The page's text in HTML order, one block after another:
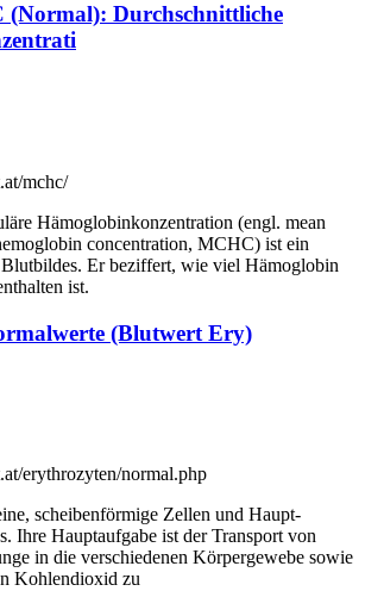
Durchschnittliche
mchc/
Hämoglobinkonzentration (engl. mean
concentration, MCHC) ist ein
Er beziffert, wie viel Hämoglobin
ist.
(Blutwert Ery)
erythrozyten/normal.php
scheibenförmige Zellen und Haupt-
Ihre Hauptaufgabe ist der Transport von
in die verschiedenen Körpergewebe sowie
Kohlendioxid zu